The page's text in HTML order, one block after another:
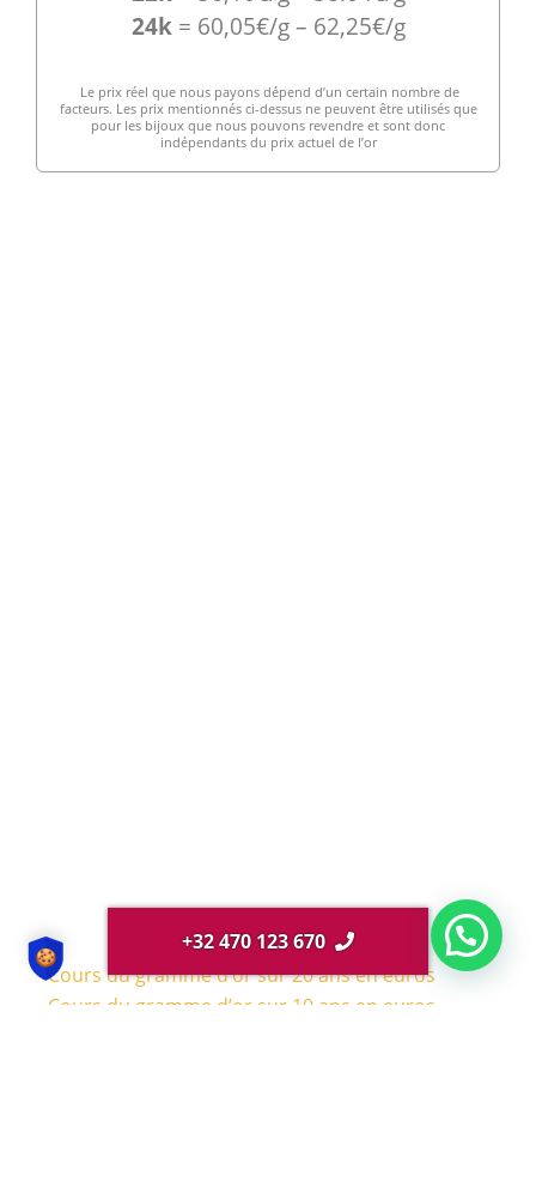
24k= 60,05€/g – 62,25€/g
Le prix réel que nous payons dépend d’un certain nombre de
facteurs. Les prix mentionnés ci-dessus ne peuvent être utilisés que
pour les bijoux que nous pouvons revendre et sont donc
indépendants du prix actuel de l’or
Cours du gramme d’or sur 20 ans en euros
Cours du gramme d’or sur 10 ans en euros
+32 470 123 670